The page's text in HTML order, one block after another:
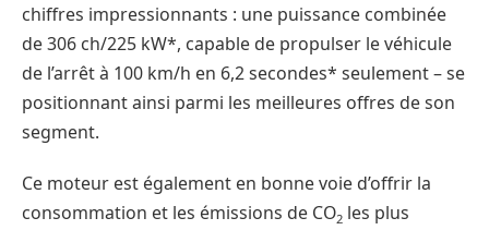
chiffres impressionnants : une puissance combinée
de 306 ch/225 kW*, capable de propulser le véhicule
de l’arrêt à 100 km/h en 6,2 secondes* seulement – se
positionnant ainsi parmi les meilleures offres de son
segment.
Ce moteur est également en bonne voie d’offrir la
consommation et les émissions de CO2 les plus